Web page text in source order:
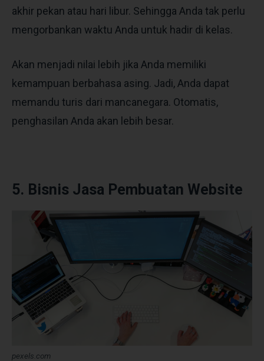
akhir pekan atau hari libur. Sehingga Anda tak perlu
mengorbankan waktu Anda untuk hadir di kelas.
Akan menjadi nilai lebih jika Anda memiliki
kemampuan berbahasa asing. Jadi, Anda dapat
memandu turis dari mancanegara. Otomatis,
penghasilan Anda akan lebih besar.
5. Bisnis Jasa Pembuatan Website
pexels.com